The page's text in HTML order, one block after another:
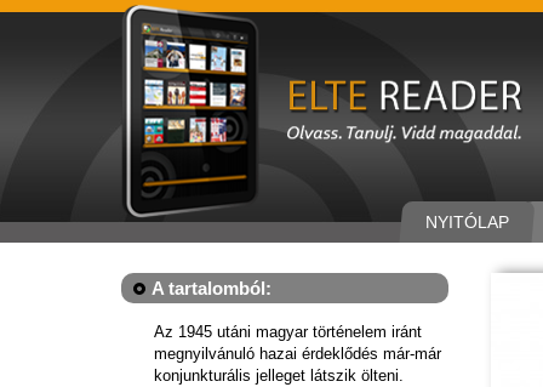
NYITÓLAP
A tartalomból:
Az 1945 utáni magyar történelem iránt
megnyilvánuló hazai érdeklődés már-már
konjunkturális jelleget látszik ölteni.